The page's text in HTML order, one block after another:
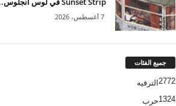
7 أغسطس، 2026
جميع الفئات
الترفيه 2772
حرب1324